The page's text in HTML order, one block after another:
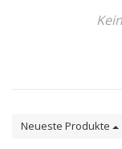
Neueste Produkte